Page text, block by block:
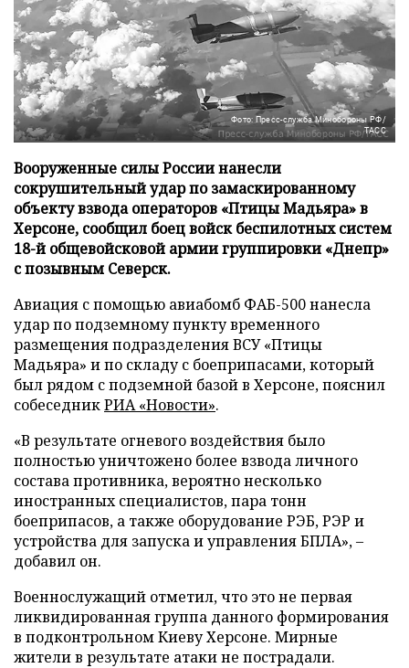
Фото: Пресс-служба Минобороны РФ/
ТАСС
Вооруженные силы России нанесли
сокрушительный удар по замаскированному
объекту взвода операторов «Птицы Мадьяра» в
Херсоне, сообщил боец войск беспилотных систем
18-й общевойсковой армии группировки «Днепр»
с позывным Северск.
Авиация с помощью авиабомб ФАБ-500 нанесла
удар по подземному пункту временного
размещения подразделения ВСУ «Птицы
Мадьяра» и по складу с боеприпасами, который
был рядом с подземной базой в Херсоне, пояснил
собеседникРИА «Новости».
«В результате огневого воздействия было
полностью уничтожено более взвода личного
состава противника, вероятно несколько
иностранных специалистов, пара тонн
боеприпасов, а также оборудование РЭБ, РЭР и
устройства для запуска и управления БПЛА», –
добавил он.
Военнослужащий отметил, что это не первая
ликвидированная группа данного формирования
в подконтрольном Киеву Херсоне. Мирные
жители в результате атаки не пострадали.